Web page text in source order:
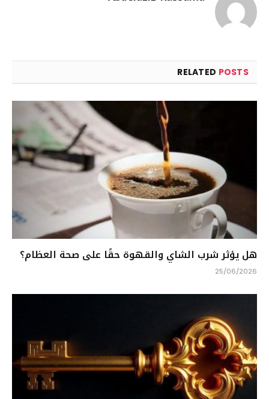
RELATED POSTS
هل يؤثر شرب الشاي والقهوة حقًا على صحة العظام؟
25/06/2026